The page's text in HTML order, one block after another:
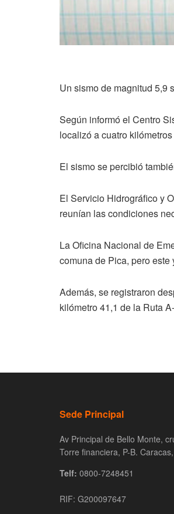
Un sismo de magnitud 5,9
Según informó el Centro
localizó a cuatro
El sismo se percibió
El Servicio Hidrográfico y
reunían las condiciones
La Oficina Nacional de
comuna de Pica, pero este
Además, se registraron
kilómetro 41,1 de la Ruta
Sede Principal
Av Principal de Bello Monte,
Torre financiera, P-B.
Telf: 0800-7248451
RIF: G200097647